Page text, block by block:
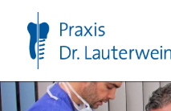
primären
springen